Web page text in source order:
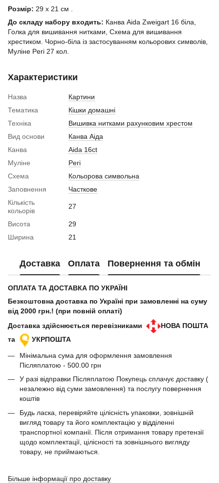
Розмір: 29 х 21 см
До складу набору входить: Канва Aida Zweigart 16 біла,
Голка для вишивання нитками, Схема для вишивання
хрестиком. Чорно-біла із застосуванням кольорових символів,
Муліне Peri 27 кол.
Характеристики
Назва
Картини
Тематика
Кішки домашні
Техніка
Вишивка нитками рахунковим хрестом
Вид основи
Канва Аіда
Канва
Aida 16ct
Муліне
Peri
Схема
Кольорова символьна
Заповнення
Часткове
Кількість
кольорів
27
Висота
29
Ширина
21
Доставка Оплата Повернення та обмін
ОПЛАТА ТА ДОСТАВКА ПО УКРАЇНІ
Безкоштовна доставка по Україні при замовленні на суму
від 2000 грн.! (при повній оплаті)
Доставка здійснюється перевізниками
НОВА ПОШТА
та
УКРПОШТА
Мінімальна сума для оформлення замовлення
Післяплатою - 500.00 грн
У разі відправки Післяплатою Покупець сплачує доставку (
незалежно від суми замовлення) та послугу повернення
коштів
Будь ласка, перевіряйте цілісність упаковки, зовнішній
вигляд товару та його комплектацію у відділенні
транспортної компанії. Після отримання товару претензії
щодо комплектації, цілісності та зовнішнього вигляду
товару, не приймаються.
Більше інформації про доставку